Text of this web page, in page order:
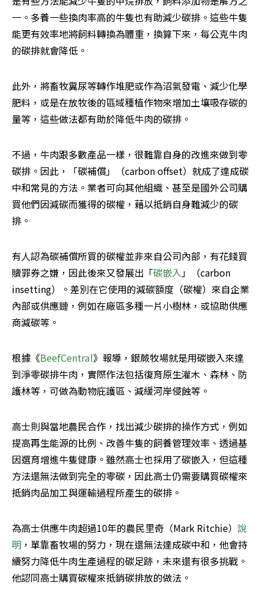
一。多養一些換肉率高的牛隻也有助減少碳排。這些牛隻
能更有效率地將飼料轉換為體重，換算下來，每公克牛肉
的碳排就會降低。
此外，將畜牧糞尿等轉作堆肥或作為沼氣發電、減少化學
肥料，或是在放牧後的區域種植作物來增加土壤吸存碳的
量等，這些做法都有助於降低牛肉的碳排。
不過，牛肉跟多數產品一樣，很難靠自身的改進來做到零
碳排。因此，「碳補償」（carbon offset）就成了達成碳
中和常見的方法。業者可向其他組織、甚至是國外公司購
買他們因減碳而獲得的碳權，藉以抵銷自身難減少的碳
排。
有人認為碳補償所買的碳權並非來自公司內部，有花錢買
贖罪券之嫌，因此後來又發展出「碳嵌入 」（carbon
insetting）。差別在它使用的減碳額度（碳權）來自企業
內部或供應鏈，例如在廠區多種一片小樹林，或協助供應
商減碳等。
根據《BeefCentral》報導，銀蕨牧場就是用碳嵌入來達
到淨零碳排牛肉，實際作法包括復育原生灌木、森林、防
護林等，可做為動物庇護區、減緩河岸侵蝕等。
高士則與當地農民合作，找出減少碳排的操作方式，例如
提高再生能源的比例、改善牛隻的飼養管理效率、透過基
因選育增進牛隻健康。雖然高士也採用了碳嵌入，但這種
方法還無法做到完全的零碳，因此高士仍需要購買碳權來
抵銷肉品加工與運輸過程所產生的碳排。
為高士供應牛肉超過10年的農民里奇（Mark Ritchie） 說
明 ，單靠畜牧場的努力，現在還無法達成碳中和，他會持
續努力降低牛肉生產過程的碳足跡，未來還有很多挑戰。
他認同高士購買碳權來抵銷碳排放的做法。